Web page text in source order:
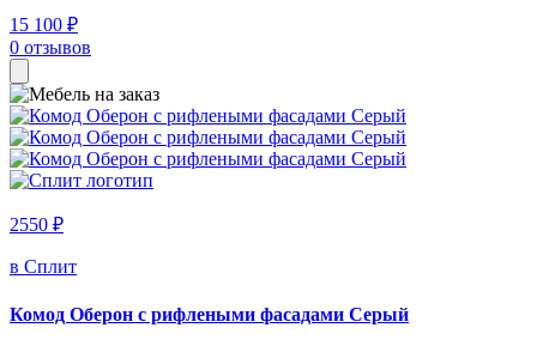
15 100 ₽
0 отзывов
2550 ₽
в Сплит
Комод Оберон с рифлеными фасадами Серый